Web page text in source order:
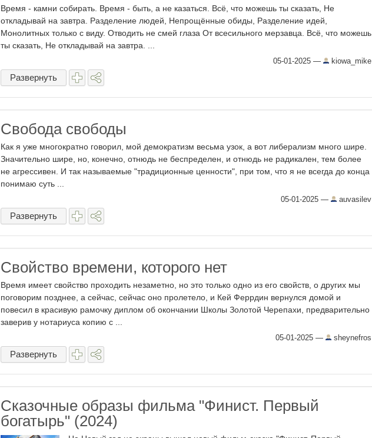
Время - камни собирать. Время - быть, а не казаться. Всё, что можешь ты сказать, Не
откладывай на завтра. Разделение людей, Непрощённые обиды, Разделение идей,
Монолитных только с виду. Отводить не смей глаза От всесильного мерзавца. Всё, что можешь
ты сказать, Не откладывай на завтра. ...
05-01-2025 — kiowa_mike
Развернуть
Свобода свободы
Как я уже многократно говорил, мой демократизм весьма узок, а вот либерализм много шире.
Значительно шире, но, конечно, отнюдь не беспределен, и отнюдь не радикален, тем более
не агрессивен. И так называемые "традиционные ценности", при том, что я не всегда до конца
понимаю суть ...
05-01-2025 — auvasilev
Развернуть
Свойство времени, которого нет
Время имеет свойство проходить незаметно, но это только одно из его свойств, о других мы
поговорим позднее, а сейчас, сейчас оно пролетело, и Кей Феррдин вернулся домой и
повесил в красивую рамочку диплом об окончании Школы Золотой Черепахи, предварительно
заверив у нотариуса копию с ...
05-01-2025 — sheynefros
Развернуть
Сказочные образы фильма "Финист. Первый
богатырь" (2024)